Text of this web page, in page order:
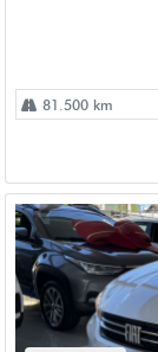
81.500 km